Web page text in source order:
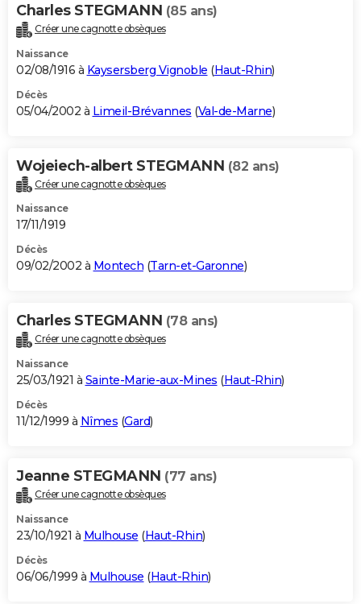
Charles STEGMANN (85 ans)
Créer une cagnotte obsèques
Naissance
02/08/1916 à Kaysersberg Vignoble (Haut-Rhin)
Décès
05/04/2002 à Limeil-Brévannes (Val-de-Marne)
Wojeiech-albert STEGMANN (82 ans)
Créer une cagnotte obsèques
Naissance
17/11/1919
Décès
09/02/2002 à Montech (Tarn-et-Garonne)
Charles STEGMANN (78 ans)
Créer une cagnotte obsèques
Naissance
25/03/1921 à Sainte-Marie-aux-Mines (Haut-Rhin)
Décès
11/12/1999 à Nîmes (Gard)
Jeanne STEGMANN (77 ans)
Créer une cagnotte obsèques
Naissance
23/10/1921 à Mulhouse (Haut-Rhin)
Décès
06/06/1999 à Mulhouse (Haut-Rhin)